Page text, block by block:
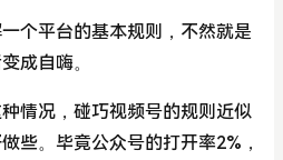
个平台的基本规则，不然就是
成自嗨。
情况，碰巧视频号的规则近似
些。毕竟公众号的打开率2%，